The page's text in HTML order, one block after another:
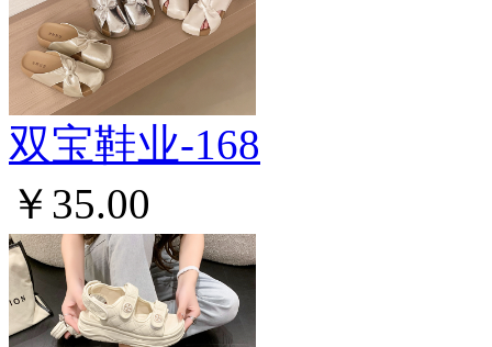
双宝鞋业-168
￥35.00